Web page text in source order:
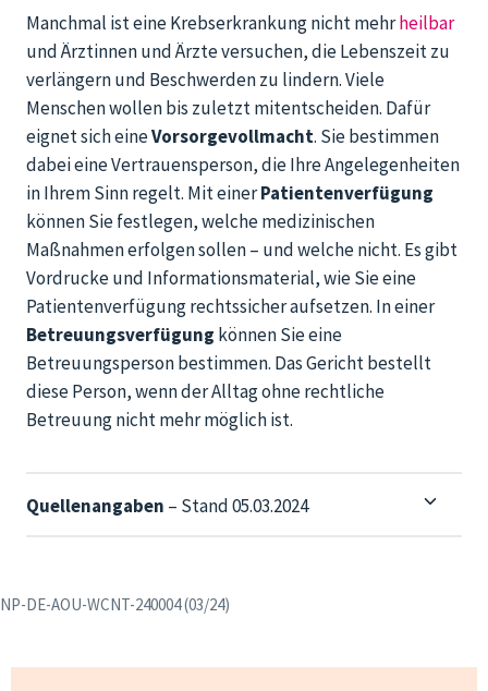
Manchmal ist eine Krebserkrankung nicht mehrheilbar
undÄrztinnen undÄrzte versuchen, die Lebenszeit zu
verlängern und Beschwerden zu lindern.Viele
Menschen wollen bis zuletzt mitentscheiden. Dafür
eignet sich eineVorsorgevollmacht. Sie bestimmen
dabei eine Vertrauensperson, die Ihre Angelegenheiten
in Ihrem Sinn regelt. Mit einerPatientenverfügung
können Sie festlegen, welche medizinischen
Maßnahmen erfolgen sollen – und welche nicht. Es gibt
Vordrucke und Informationsmaterial, wie Sie eine
Patientenverfügung rechtssicher aufsetzen. In einer
Betreuungsverfügung könnenSie eine
Betreuungsperson bestimmen. Das Gericht bestellt
diese Person, wenn der Alltagohne rechtliche
Betreuungnicht mehr möglich ist.
Quellenangaben – Stand 05.03.2024
NP-DE-AOU-WCNT-240004 (03/24)